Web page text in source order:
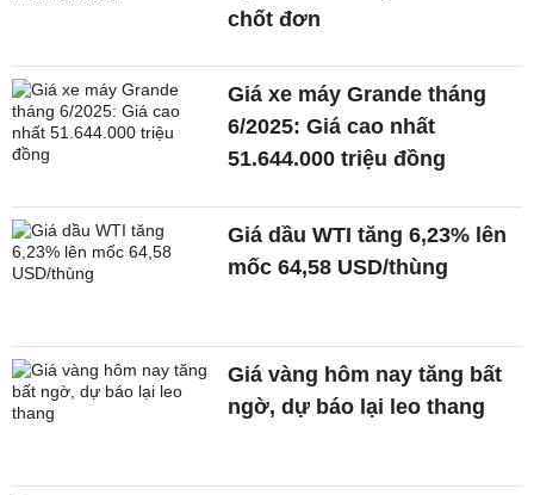
chốt đơn
Giá xe máy Grande tháng
6/2025: Giá cao nhất
51.644.000 triệu đồng
Giá dầu WTI tăng 6,23% lên
mốc 64,58 USD/thùng
Giá vàng hôm nay tăng bất
ngờ, dự báo lại leo thang